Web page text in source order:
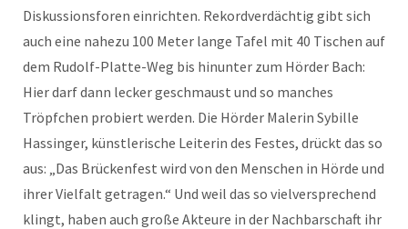
Diskussionsforen einrichten. Rekordverdächtig gibt sich
auch eine nahezu 100 Meter lange Tafel mit 40 Tischen auf
dem Rudolf-Platte-Weg bis hinunter zum Hörder Bach:
Hier darf dann lecker geschmaust und so manches
Tröpfchen probiert werden. Die Hörder Malerin Sybille
Hassinger, künstlerische Leiterin des Festes, drückt das so
aus: „Das Brückenfest wird von den Menschen in Hörde und
ihrer Vielfalt getragen.“ Und weil das so vielversprechend
klingt, haben auch große Akteure in der Nachbarschaft ihr